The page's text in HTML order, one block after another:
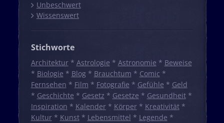
Unbeschwert
Wissenswert
Stichworte
Architektur* Astrologie * Astronomie * Beweise
* Biologie * Blog * Brauchtum * Comic *
Fernsehen * Film * Fotografie * Gefühle * Geld
* Geschichte * Gesetz * Gesetze * Gesundheit*
Inspiration * Kalender* Körper* Kreativität*
Kultur* Kunst* Lebensmittel * Legende *